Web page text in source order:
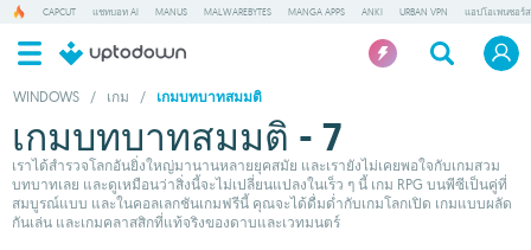
CAPCUT แชทบอท AI MANUS MALWAREBYTES MANGA APPS ANKI URBAN VPN แอปโอเพนซอร์ส
WINDOWS / เกม / เกมบทบาทสมมติ
เกมบทบาทสมมติ - 7
เราได้สำรวจโลกอันยิ่งใหญ่มานานหลายยุคสมัย และเรายังไม่เคยพอใจกับเกมสวม
บทบาทเลย และดูเหมือนว่าสิ่งนี้จะไม่เปลี่ยนแปลงในเร็ว ๆ นี้ เกม RPG บนพีซีเป็นคู่ที่
สมบูรณ์แบบ และในคอลเลกชันเกมฟรีนี้ คุณจะได้ดื่มด่ำกับเกมโลกเปิด เกมแบบผลัด
กันเล่น และเกมคลาสสิกที่แท้จริงของดาบและเวทมนตร์